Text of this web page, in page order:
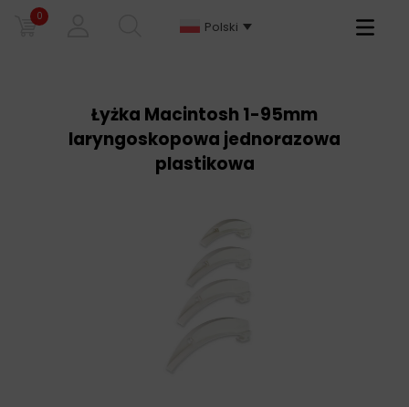
0
Polski
Primary
Łyżka Macintosh 1-95mm
laryngoskopowa jednorazowa
plastikowa